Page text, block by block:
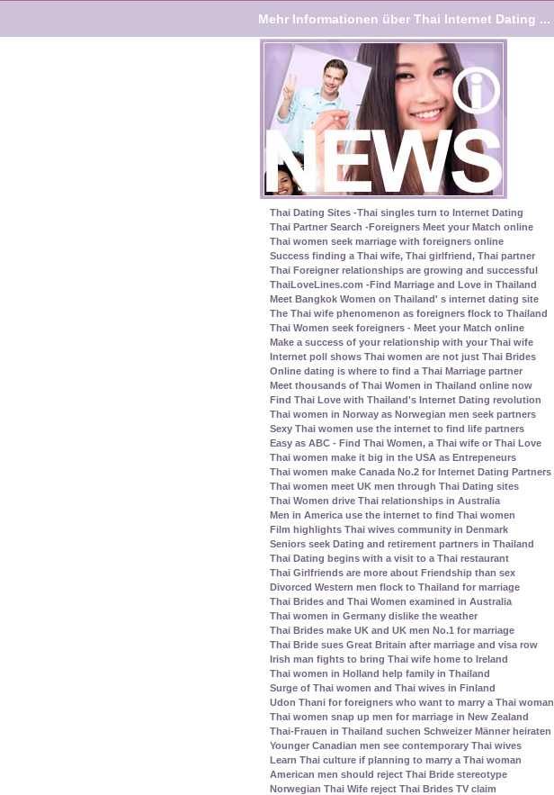
Mehr Informationen über Thai Internet Dating ...
Thai Dating Sites -Thai singles turn to Internet Dating
Thai Partner Search -Foreigners Meet your Match online
Thai women seek marriage with foreigners online
Success finding a Thai wife, Thai girlfriend, Thai partner
Thai Foreigner relationships are growing and successful
ThaiLoveLines.com -Find Marriage and Love in Thailand
Meet Bangkok Women on Thailand' s internet dating site
The Thai wife phenomenon as foreigners flock to Thailand
Thai Women seek foreigners - Meet your Match online
Make a success of your relationship with your Thai wife
Internet poll shows Thai women are not just Thai Brides
Online dating is where to find a Thai Marriage partner
Meet thousands of Thai Women in Thailand online now
Find Thai Love with Thailand's Internet Dating revolution
Thai women in Norway as Norwegian men seek partners
Sexy Thai women use the internet to find life partners
Easy as ABC - Find Thai Women, a Thai wife or Thai Love
Thai women make it big in the USA as Entrepeneurs
Thai women make Canada No.2 for Internet Dating Partners
Thai women meet UK men through Thai Dating sites
Thai Women drive Thai relationships in Australia
Men in America use the internet to find Thai women
Film highlights Thai wives community in Denmark
Seniors seek Dating and retirement partners in Thailand
Thai Dating begins with a visit to a Thai restaurant
Thai Girlfriends are more about Friendship than sex
Divorced Western men flock to Thailand for marriage
Thai Brides and Thai Women examined in Australia
Thai women in Germany dislike the weather
Thai Brides make UK and UK men No.1 for marriage
Thai Bride sues Great Britain after marriage and visa row
Irish man fights to bring Thai wife home to Ireland
Thai women in Holland help family in Thailand
Surge of Thai women and Thai wives in Finland
Udon Thani for foreigners who want to marry a Thai woman
Thai women snap up men for marriage in New Zealand
Thai-Frauen in Thailand suchen Schweizer Männer heiraten
Younger Canadian men see contemporary Thai wives
Learn Thai culture if planning to marry a Thai woman
American men should reject Thai Bride stereotype
Norwegian Thai Wife reject Thai Brides TV claim